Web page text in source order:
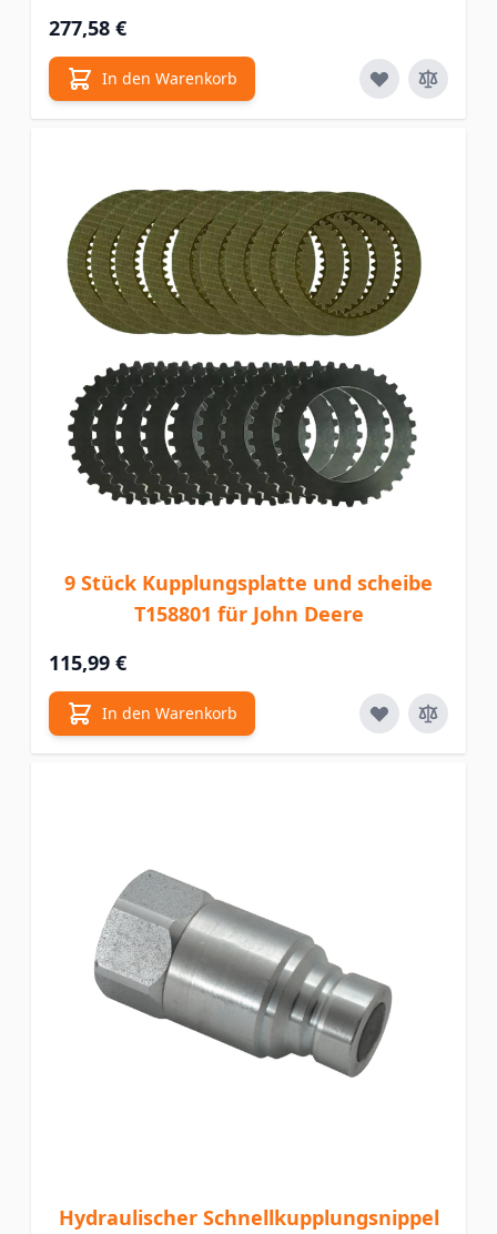
277,58 €
In den Warenkorb
9 Stück Kupplungsplatte und scheibe
T158801 für John Deere
115,99 €
In den Warenkorb
Hydraulischer Schnellkupplungsnippel